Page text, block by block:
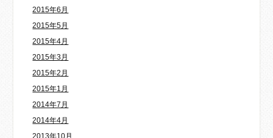
2015年6月
2015年5月
2015年4月
2015年3月
2015年2月
2015年1月
2014年7月
2014年4月